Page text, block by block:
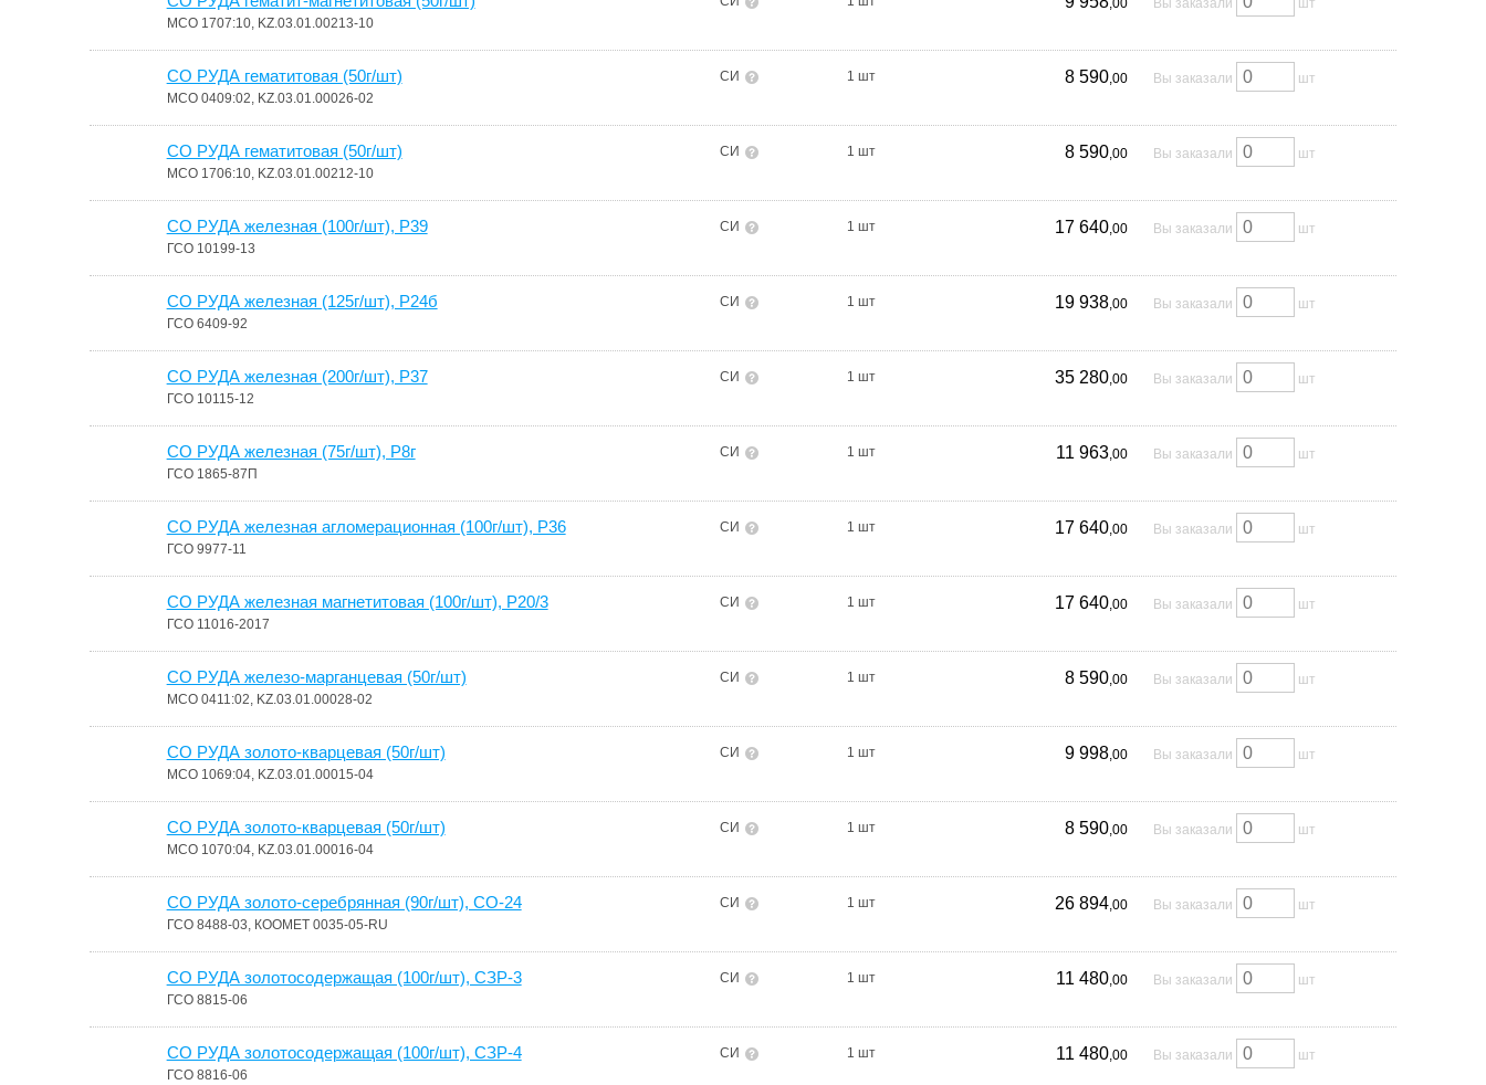
МСО 1707:10, KZ.03.01.00213-10
,00 Вы заказали шт
СО РУДА гематитовая (50г/шт)
МСО 0409:02, KZ.03.01.00026-02
СИ 1 шт 8 590,00 Вы заказали шт
СО РУДА гематитовая (50г/шт)
МСО 1706:10, KZ.03.01.00212-10
СИ 1 шт 8 590,00 Вы заказали шт
СО РУДА железная (100г/шт), Р39
ГСО 10199-13
СИ 1 шт 17 640,00 Вы заказали шт
СО РУДА железная (125г/шт), Р24б
ГСО 6409-92
СИ 1 шт 19 938,00 Вы заказали шт
СО РУДА железная (200г/шт), Р37
ГСО 10115-12
СИ 1 шт 35 280,00 Вы заказали шт
СО РУДА железная (75г/шт), Р8г
ГСО 1865-87П
СИ 1 шт 11 963,00 Вы заказали шт
СО РУДА железная агломерационная (100г/шт), Р36
ГСО 9977-11
СИ 1 шт 17 640,00 Вы заказали шт
СО РУДА железная магнетитовая (100г/шт), Р20/3
ГСО 11016-2017
СИ 1 шт 17 640,00 Вы заказали шт
СО РУДА железо-марганцевая (50г/шт)
МСО 0411:02, KZ.03.01.00028-02
СИ 1 шт 8 590,00 Вы заказали шт
СО РУДА золото-кварцевая (50г/шт)
МСО 1069:04, KZ.03.01.00015-04
СИ 1 шт 9 998,00 Вы заказали шт
СО РУДА золото-кварцевая (50г/шт)
МСО 1070:04, KZ.03.01.00016-04
СИ 1 шт 8 590,00 Вы заказали шт
СО РУДА золото-серебрянная (90г/шт), СО-24
ГСО 8488-03, КООМЕТ 0035-05-RU
СИ 1 шт 26 894,00 Вы заказали шт
СО РУДА золотосодержащая (100г/шт), СЗР-3
ГСО 8815-06
СИ 1 шт 11 480,00 Вы заказали шт
СО РУДА золотосодержащая (100г/шт), СЗР-4
ГСО 8816-06
СИ 1 шт 11 480,00 Вы заказали шт